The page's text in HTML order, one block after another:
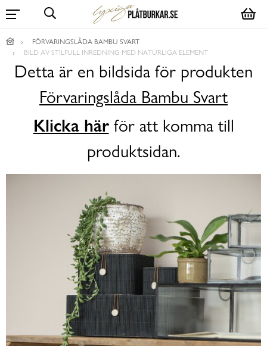
FÖRVARINGSLÅDA BAMBU SVART
BILD AV STILFULL INREDNING MED NATURLIGA ELEMENT
Detta är en bildsida för produkten
Förvaringslåda Bambu Svart
Klicka härför att komma till
produktsidan.